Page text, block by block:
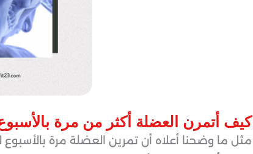
كيف أتمرن العضلة أكثر من مرة
مثل ما وضحنا أعلاه أن تمرين العضلة مرة بالأسبوع